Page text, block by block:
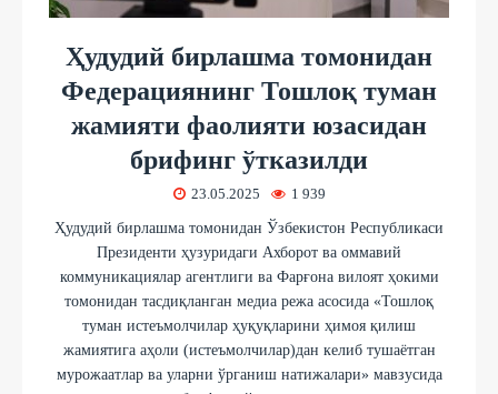
Ҳудудий бирлашма томонидан
Федерациянинг Тошлоқ туман
жамияти фаолияти юзасидан
брифинг ўтказилди
23.05.2025 1 939
Ҳудудий бирлашма томонидан Ўзбекистон Республикаси
Президенти ҳузуридаги Ахборот ва оммавий
коммуникациялар агентлиги ва Фарғона вилоят ҳокими
томонидан тасдиқланган медиа режа асосида «Тошлоқ
туман истеъмолчилар ҳуқуқларини ҳимоя қилиш
жамиятига аҳоли (истеъмолчилар)дан келиб тушаётган
мурожаатлар ва уларни ўрганиш натижалари» мавзусида